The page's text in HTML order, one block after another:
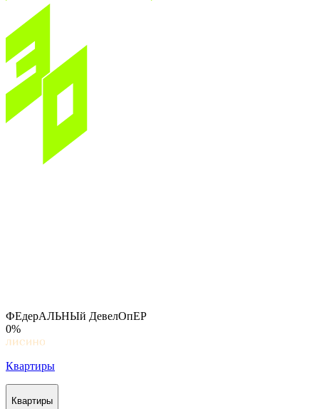
ФЕдерАЛЬНЫй ДевелОпЕР
0%
Квартиры
Квартиры